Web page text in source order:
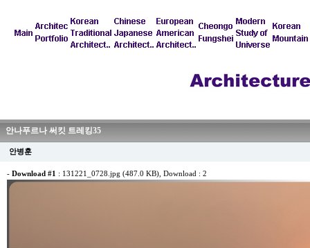
안나푸르나 써킷 트레킹35
안병훈
- Download #1 : 131221_0728.jpg (487.0 KB) , Download : 2